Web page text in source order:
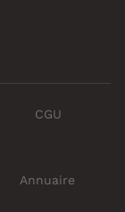
CGU
Annuaire